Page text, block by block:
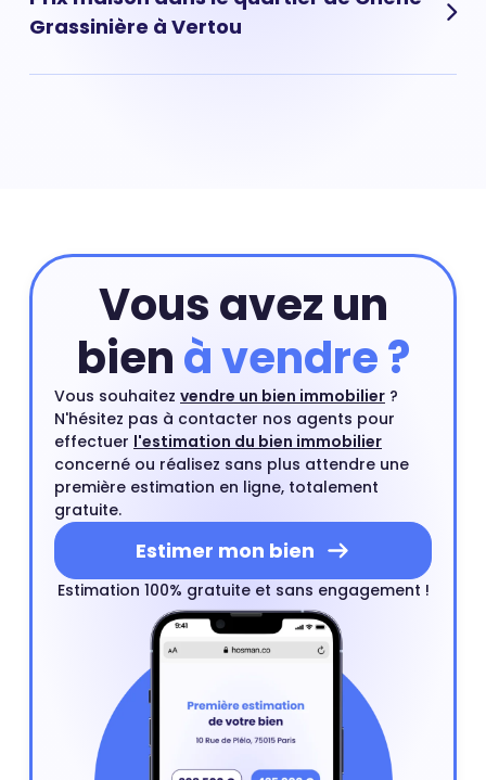
du marché immobilier. Ce prix moyen a beaucoup
augmenté ces dernières années. Aujourd'hui, il faut
Grassinière à Vertou
Vous avez un
bienà vendre ?
Vous souhaitez vendre un bien immobilier ?
N'hésitez pas à contacter nos agents pour
effectuer l'estimation du bien immobilier
concerné ou réalisez sans plus attendre une
première estimation en ligne, totalement
gratuite.
Estimer mon bien
Estimation 100% gratuite et sans engagement !